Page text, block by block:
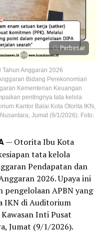
Perbesar
Anggaran 2026
Bidang Perekonomian
Kementerian Keuangan
pentingnya tata kelola
Kantor Balai Kota Otorita IKN,
Jumat (9/1/2026). Foto:
— Otorita Ibu Kota
tata kelola
Pendapatan dan
2026. Upaya ini
pengelolaan APBN yang
IKN di Auditorium
Inti Pusat
Jumat (9/1/2026).